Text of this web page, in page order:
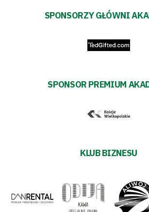
SPONSORZY GŁÓWNI
SPONSOR PREMIUM
KLUB BIZNESU